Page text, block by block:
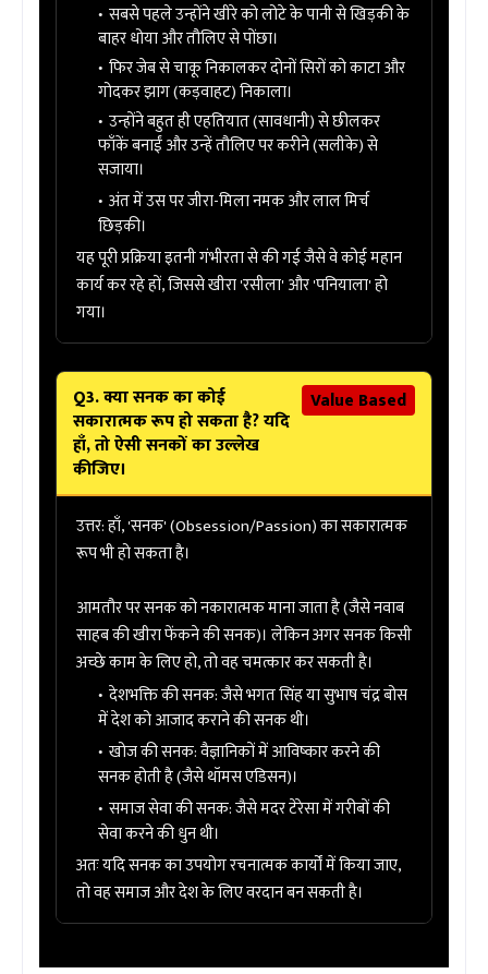
सबसे पहले उन्होंने खीरे को लोटे के पानी से खिड़की के
बाहर धोया और तौलिए से पोंछा।
फिर जेब से चाकू निकालकर दोनों सिरों को काटा और
गोदकर झाग (कड़वाहट) निकाला।
उन्होंने बहुत ही एहतियात (सावधानी) से छीलकर
फाँकें बनाईं और उन्हें तौलिए पर करीने (सलीके) से
सजाया।
अंत में उस परजीरा-मिला नमक और लाल मिर्च
छिड़की।
यह पूरी प्रक्रिया इतनी गंभीरता से की गई जैसे वे कोई महान
कार्य कर रहे हों, जिससे खीरा 'रसीला' और 'पनियाला' हो
गया।
Q3. क्या सनक का कोई
सकारात्मक रूप हो सकता है? यदि
हाँ, तो ऐसी सनकों का उल्लेख
कीजिए।
Value Based
उत्तर:हाँ, 'सनक' (Obsession/Passion) का सकारात्मक
रूप भी हो सकता है।
आमतौर पर सनक को नकारात्मक माना जाता है (जैसे नवाब
साहब की खीरा फेंकने की सनक)। लेकिन अगर सनक किसी
अच्छे काम के लिए हो, तो वह चमत्कार कर सकती है।
देशभक्ति की सनक:जैसे भगत सिंह या सुभाष चंद्र बोस
में देश को आजाद कराने की सनक थी।
खोज की सनक:वैज्ञानिकों में आविष्कार करने की
सनक होती है (जैसे थॉमस एडिसन)।
समाज सेवा की सनक:जैसे मदर टेरेसा में गरीबों की
सेवा करने की धुन थी।
अतः यदि सनक का उपयोग रचनात्मक कार्यों में किया जाए,
तो वह समाज और देश के लिए वरदान बन सकती है।